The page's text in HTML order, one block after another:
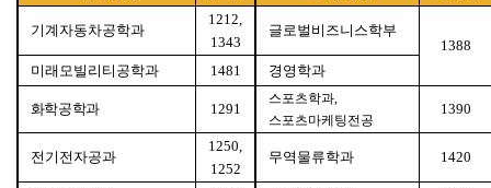
기계자동차공학과
1212,
1343
글로벌비즈니스학부
1388
미래모빌리티공학과
1481 경영학과
화학공학과 1291
스포츠학과,
스포츠마케팅전공
1390
전기전자공과
1250,
1252
무역물류학과 1420